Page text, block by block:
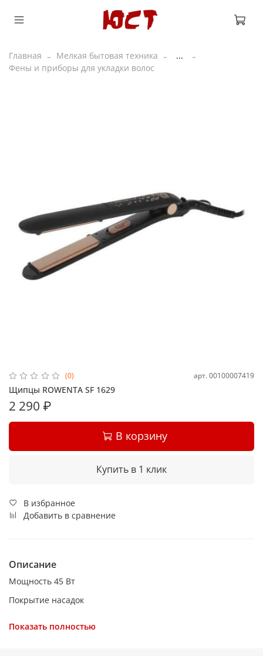
Главная Мелкая бытовая техника
...
Фены и приборы для укладки волос
(0) арт. 00100007419
Щипцы ROWENTA SF 1629
2 290 ₽
В корзину
Купить в 1 клик
В избранное
Добавить в сравнение
Описание
Мощность 45 Вт
Покрытие насадок
Показать полностью